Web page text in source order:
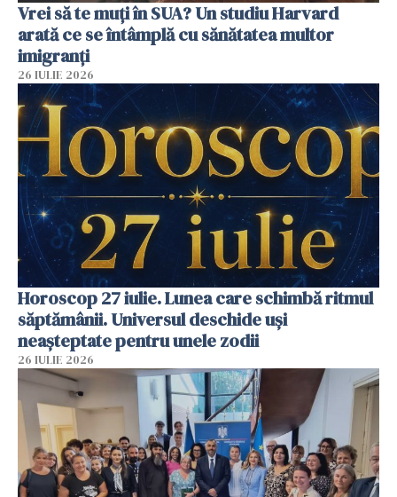
Vrei să te muți în SUA? Un studiu Harvard
arată ce se întâmplă cu sănătatea multor
imigranți
26 IULIE 2026
Horoscop 27 iulie. Lunea care schimbă ritmul
săptămânii. Universul deschide uși
neașteptate pentru unele zodii
26 IULIE 2026